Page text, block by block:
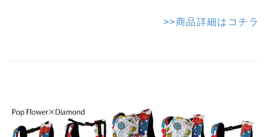
>>商品詳細はコチラ